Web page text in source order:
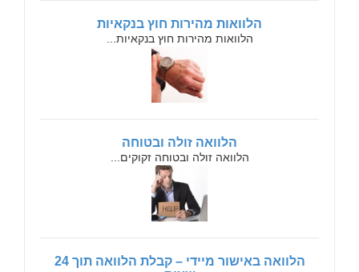
הלוואות מהירות חוץ בנקאיות
הלוואות מהירות חוץ בנקאיות...
הלוואה זולה ובטוחה
הלוואה זולה ובטוחה זקוקים...
הלוואה באישור מיידי – קבלת הלוואה תוך 24